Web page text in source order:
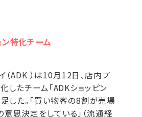
特化チーム
（ADK ）は10月12日、店内プ
したチーム「ADKショッピン
足した。「買い物客の8割が売場
思決定をしている」（流通経